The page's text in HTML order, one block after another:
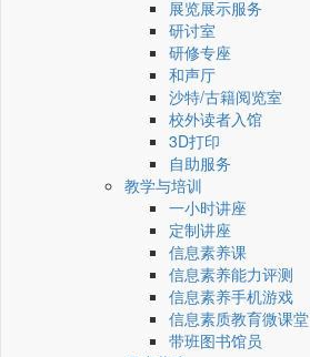
展览展示服务
研讨室
研修专座
和声厅
沙特/古籍阅览室
校外读者入馆
3D打印
自助服务
教学与培训
一小时讲座
定制讲座
信息素养课
信息素养能力评测
信息素养手机游戏
信息素质教育微课堂
带班图书馆员